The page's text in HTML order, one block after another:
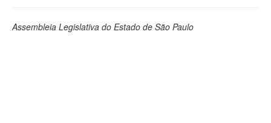
Assembleia Legislativa do Estado de São Paulo